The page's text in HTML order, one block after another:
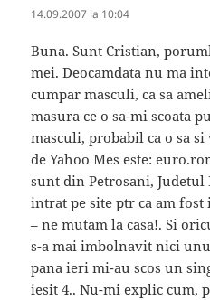
14.09.2007 la 10:04
Buna. Sunt Cristian,
mei. Deocamdata nu ma
cumpar masculi, ca sa
masura ce o sa-mi scoata
masculi, probabil ca o sa
de Yahoo Mes este:
sunt din Petrosani,
intrat pe site ptr ca am
– ne mutam la casa!. Si
s-a mai imbolnavit nici
pana ieri mi-au scos un
iesit 4.. Nu-mi explic cum,